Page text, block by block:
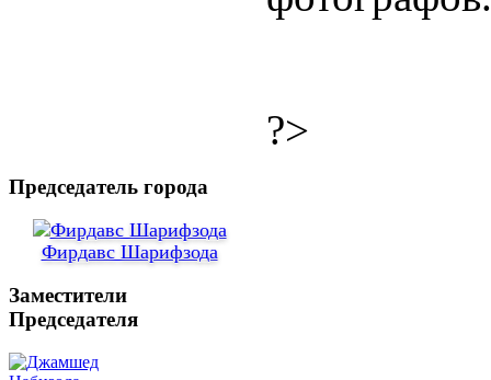
?>
Председатель города
Фирдавс Шарифзода
Заместители
Председателя